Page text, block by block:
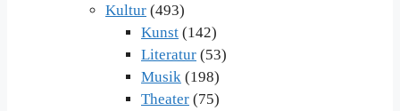
Kultur (493)
Kunst (142)
Literatur (53)
Musik (198)
Theater (75)